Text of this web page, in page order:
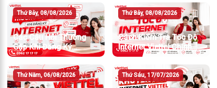
Thứ Bảy, 08/08/2026
Các Câu Hỏi Thường
Gặp Khi Đăng Ký
Internet Viettel
Thứ Bảy, 08/08/2026
Cách Kiểm Tra Tốc Độ
Internet Viettel Chính
Xác Nhất
Thứ Năm, 06/08/2026 Thứ Sáu, 17/07/2026